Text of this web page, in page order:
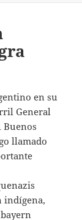
en su
General
Buenos
llamado
indígena,